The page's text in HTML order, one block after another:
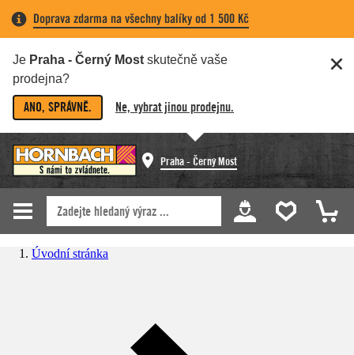
Doprava zdarma na všechny balíky od 1 500 Kč
Je Praha - Černý Most skutečně vaše
prodejna?
ANO, SPRÁVNĚ. Ne, vybrat jinou prodejnu.
Praha - Černý Most
Úvodní stránka